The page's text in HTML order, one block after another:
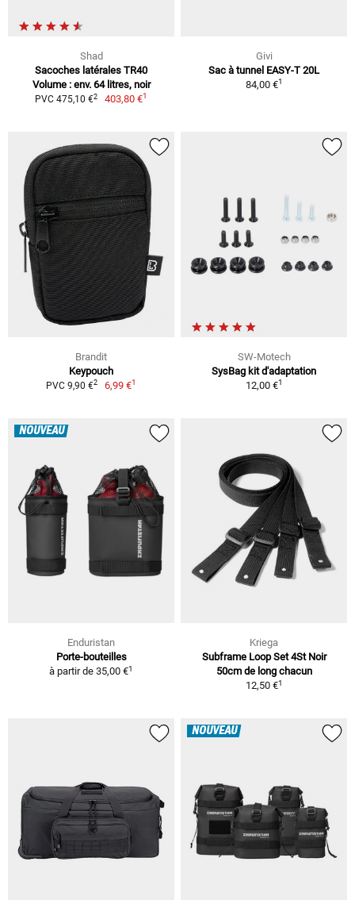
Shad
Sacoches latérales TR40
Volume : env. 64 litres, noir
PVC 475,10 €2 403,80 €1
Givi
Sac à tunnel EASY-T 20L
84,00 €1
Brandit
Keypouch
PVC 9,90 €2 6,99 €1
SW-Motech
SysBag kit d'adaptation
12,00 €1
NOUVEAU
Enduristan
Porte-bouteilles
à partir de 35,00 €1
Kriega
Subframe Loop Set 4St Noir
50cm de long chacun
12,50 €1
NOUVEAU